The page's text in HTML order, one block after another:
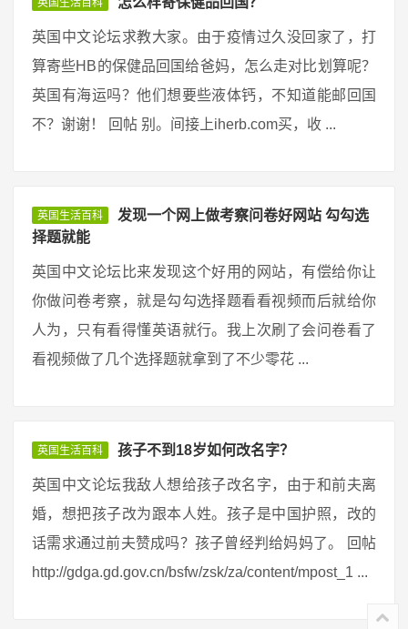
英国生活百科
英国中文论坛求教大家。由于疫情过久没回家了，打
算寄些HB的保健品回国给爸妈，怎么走对比划算呢？
英国有海运吗？他们想要些液体钙，不知道能邮回国
不？谢谢！ 回帖 别。间接上iherb.com买，收 ...
英国生活百科
发现一个网上做考察问卷好网站 勾勾选
择题就能
英国中文论坛比来发现这个好用的网站，有偿给你让
你做问卷考察，就是勾勾选择题看看视频而后就给你
人为，只有看得懂英语就行。我上次刷了会问卷看了
看视频做了几个选择题就拿到了不少零花 ...
英国生活百科 孩子不到18岁如何改名字？
英国中文论坛我敌人想给孩子改名字，由于和前夫离
婚，想把孩子改为跟本人姓。孩子是中国护照，改的
话需求通过前夫赞成吗？孩子曾经判给妈妈了。 回帖
http://gdga.gd.gov.cn/bsfw/zsk/za/content/mpost_1 ...